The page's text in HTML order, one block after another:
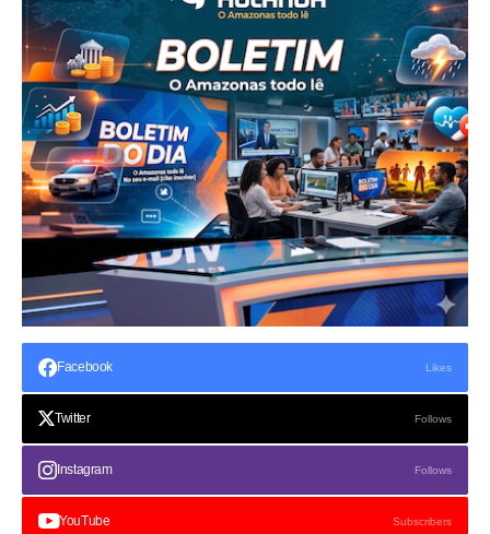
Facebook Likes
Twitter Follows
Instagram Follows
YouTube Subscribers